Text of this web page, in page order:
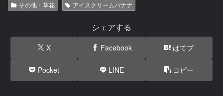
その他・草花 アイスクリームバナナ
シェアする
X Facebook はてブ
Pocket LINE コピー